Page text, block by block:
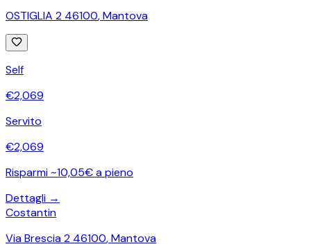
OSTIGLIA 2 46100,Mantova
Self
€2,069
Servito
€2,069
Risparmi ~10,05€ a pieno
Dettagli →
Costantin
Via Brescia 2 46100,Mantova